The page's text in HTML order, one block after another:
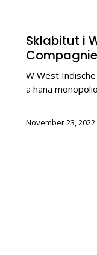
Sklabitut i
W West
a haña
November 23, 2022